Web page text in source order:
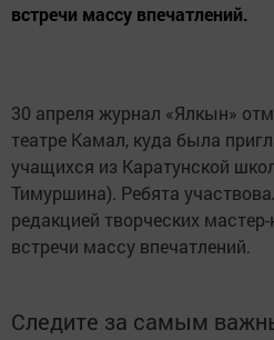
встречи массу впечатлений.
30 апреля журнал «Ялкын»
театре Камал, куда была
учащихся из Каратунской
Тимуршина). Ребята
редакцией творческих
встречи массу впечатлений.
Следите за самым